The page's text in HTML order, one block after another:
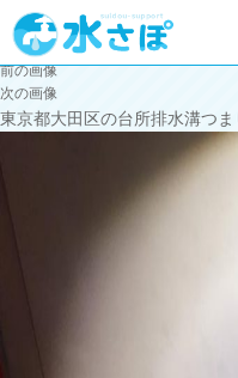
前の画像
次の画像
東京都大田区の台所排水溝つ